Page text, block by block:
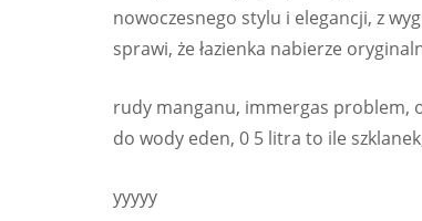
nowoczesnego stylu i elegancji, z
sprawi, że łazienka nabierze
rudy manganu, immergas problem,
do wody eden, 0 5 litra to ile
yyyyy